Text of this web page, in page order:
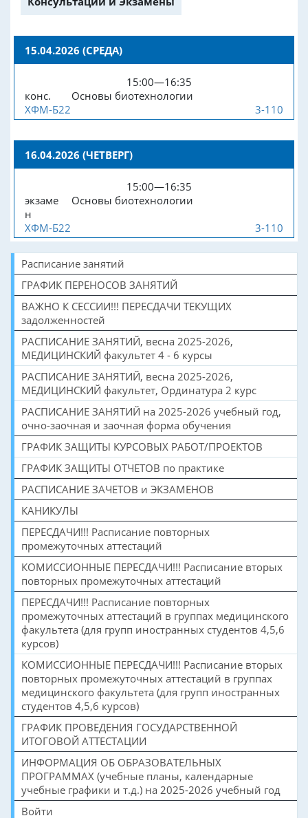
15.04.2026 (СРЕДА)
15:00—16:35
конс.
Основы биотехнологии
ХФМ-Б22
3-110
16.04.2026 (ЧЕТВЕРГ)
15:00—16:35
экзаме
н
Основы биотехнологии
ХФМ-Б22
3-110
Расписание занятий
ГРАФИК ПЕРЕНОСОВ ЗАНЯТИЙ
ВАЖНО К СЕССИИ!!! ПЕРЕСДАЧИ ТЕКУЩИХ
задолженностей
РАСПИСАНИЕ ЗАНЯТИЙ, весна 2025-2026,
МЕДИЦИНСКИЙ факультет 4 - 6 курсы
РАСПИСАНИЕ ЗАНЯТИЙ, весна 2025-2026,
МЕДИЦИНСКИЙ факультет, Ординатура 2 курс
РАСПИСАНИЕ ЗАНЯТИЙ на 2025-2026 учебный год,
очно-заочная и заочная форма обучения
ГРАФИК ЗАЩИТЫ КУРСОВЫХ РАБОТ/ПРОЕКТОВ
ГРАФИК ЗАЩИТЫ ОТЧЕТОВ по практике
РАСПИСАНИЕ ЗАЧЕТОВ и ЭКЗАМЕНОВ
КАНИКУЛЫ
ПЕРЕСДАЧИ!!! Расписание повторных
промежуточных аттестаций
КОМИССИОННЫЕ ПЕРЕСДАЧИ!!! Расписание вторых
повторных промежуточных аттестаций
ПЕРЕСДАЧИ!!! Расписание повторных
промежуточных аттестаций в группах медицинского
факультета (для групп иностранных студентов 4,5,6
курсов)
КОМИССИОННЫЕ ПЕРЕСДАЧИ!!! Расписание вторых
повторных промежуточных аттестаций в группах
медицинского факультета (для групп иностранных
студентов 4,5,6 курсов)
ГРАФИК ПРОВЕДЕНИЯ ГОСУДАРСТВЕННОЙ
ИТОГОВОЙ АТТЕСТАЦИИ
ИНФОРМАЦИЯ ОБ ОБРАЗОВАТЕЛЬНЫХ
ПРОГРАММАХ (учебные планы, календарные
учебные графики и т.д.) на 2025-2026 учебный год
Войти